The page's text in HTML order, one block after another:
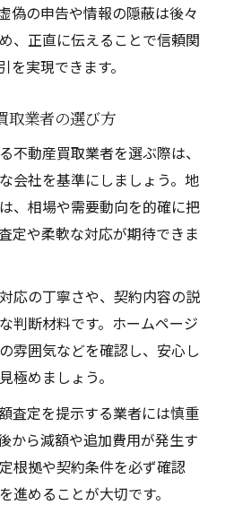
偽の申告や情報の隠蔽は後々
、正直に伝えることで信頼関
実現できます。
取業者の選び方
不動産買取業者を選ぶ際は、
会社を基準にしましょう。地
、相場や需要動向を的確に把
定や柔軟な対応が期待できま
応の丁寧さや、契約内容の説
判断材料です。ホームページ
雰囲気などを確認し、安心し
極めましょう。
査定を提示する業者には慎重
から減額や追加費用が発生す
根拠や契約条件を必ず確認
進めることが大切です。